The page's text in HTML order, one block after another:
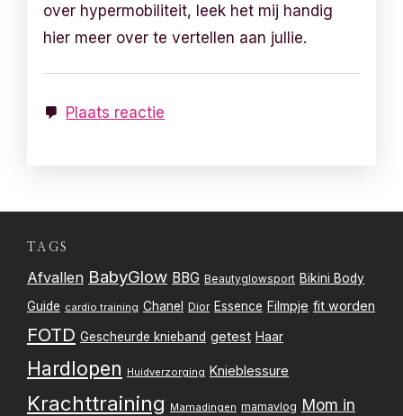
over hypermobiliteit, leek het mij handig
hier meer over te vertellen aan jullie.
Plaats reactie
TAGS
Afvallen BabyGlow BBG Beautyglowsport Bikini Body
Guide cardio training Chanel Dior Essence Filmpje fit worden
FOTD Gescheurde knieband getest Haar
Hardlopen Huidverzorging Knieblessure
Krachttraining Mamadingen mamavlog Mom in